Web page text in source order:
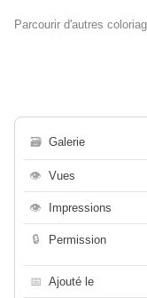
Parcourir d'autres
🗃 Galerie
👁 Vues
👁 Impressions
🔒 Permission
📅 Ajouté le